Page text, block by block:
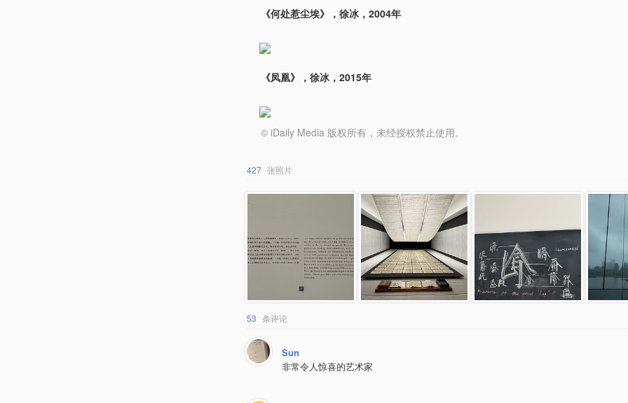
《何处惹尘埃》，徐冰，2004年
《凤凰》，徐冰，2015年
© iDaily Media 版权所有，未经授权禁止使用。
427 张照片
53 条评论
Sun
非常令人惊喜的艺术家